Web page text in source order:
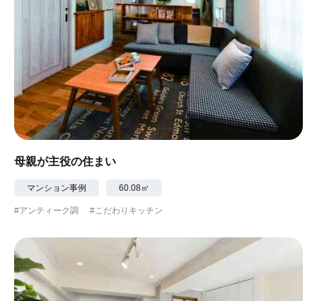
#300万円以下
母親が主役の住まい
マンション事例 60.08㎡
#アンティーク調 #こだわりキッチン